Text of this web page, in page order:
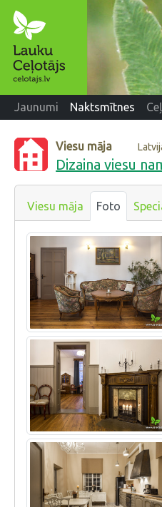
Jaunumi Naktsmītnes
Viesu māja
Dizaina viesu
Viesu māja Foto